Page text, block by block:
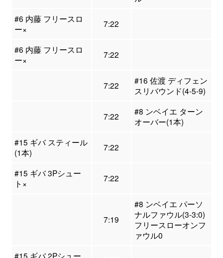
#6 内藤 フリースロ
ー×
7:22
#6 内藤 フリースロ
ー×
7:22
7:22
#16 佐渡 ディフェン
スリバウンド(4-5-9)
7:22
#8 ンベイエ ターン
オーバー(1本)
#15 ギバ スティール
(1本)
7:22
#15 ギバ 3Pシュー
ト×
7:22
7:19
#8 ンベイエ パーソ
ナルファウル(3-3:0)
フリースローオンフ
ァウル0
#15 ギバ 2Pシュー